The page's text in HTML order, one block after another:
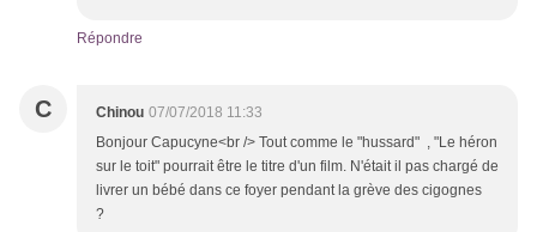
Répondre
C Chinou 07/07/2018 11:33
Bonjour Capucyne<br /> Tout comme le "hussard" , "Le héron
sur le toit" pourrait être le titre d'un film. N'était il pas chargé de
livrer un bébé dans ce foyer pendant la grève des cigognes
?